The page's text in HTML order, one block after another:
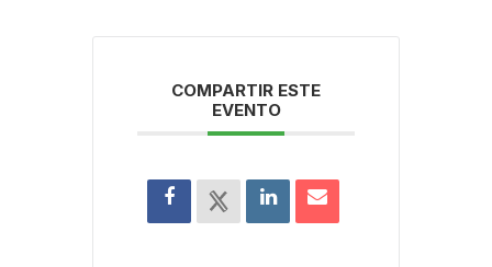
COMPARTIR ESTE
EVENTO